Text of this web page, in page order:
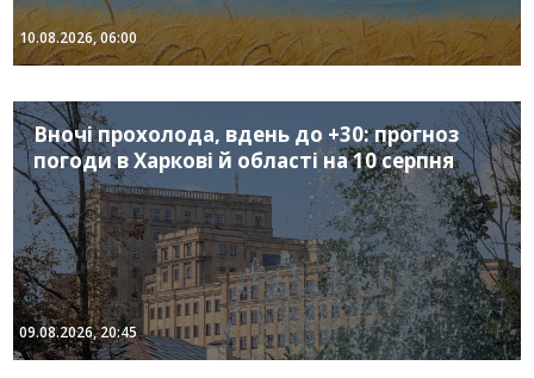
10.08.2026, 06:00
Вночі прохолода, вдень до +30: прогноз
погоди в Харкові й області на 10 серпня
09.08.2026, 20:45